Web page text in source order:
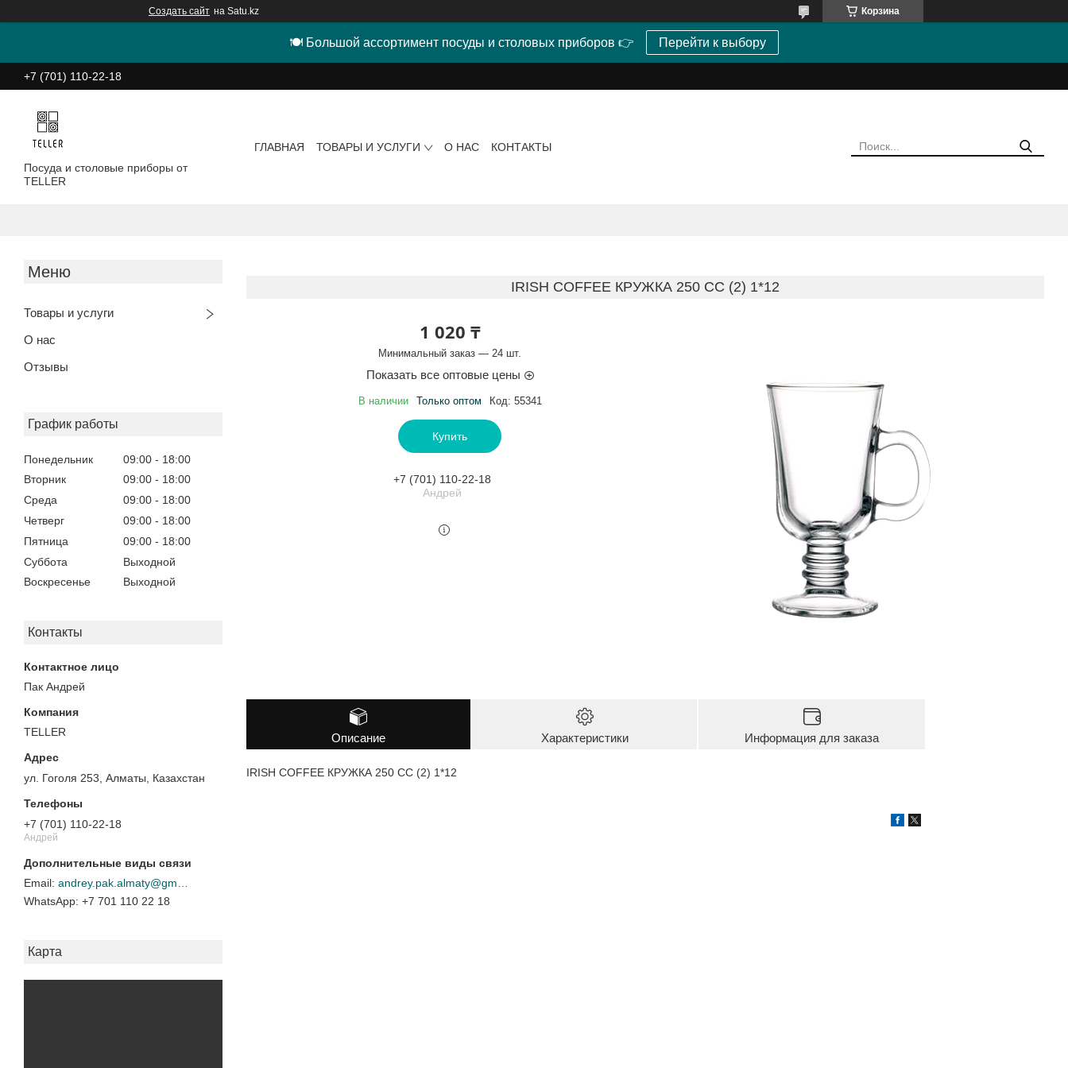
Создать сайт на Satu.kz Корзина
🍽 Большой ассортимент посуды и столовых приборов 👉 Перейти к выбору
+7 (701) 110-22-18
Посуда и столовые приборы от
TELLER
ГЛАВНАЯ ТОВАРЫ И УСЛУГИ О НАС КОНТАКТЫ
Товары и услуги
О нас
Отзывы
График работы
Понедельник 09:00
18:00
Вторник
09:00
18:00
Среда
09:00
18:00
Четверг
09:00
18:00
Пятница
09:00
18:00
Суббота
Выходной
Воскресенье
Выходной
Контакты
Пак Андрей
TELLER
ул. Гоголя 253, Алматы, Казахстан
+7 (701) 110-22-18
Андрей
+7 701 110 22 18
Карта
IRISH COFFEE КРУЖКА 250 СС (2) 1*12
1 020 ₸
Минимальный заказ — 24 шт.
Показать все оптовые цены
В наличии Только оптом Код: 55341
Купить
+7 (701) 110-22-18
Андрей
Описание Характеристики Информация для заказа
IRISH COFFEE КРУЖКА 250 СС (2) 1*12